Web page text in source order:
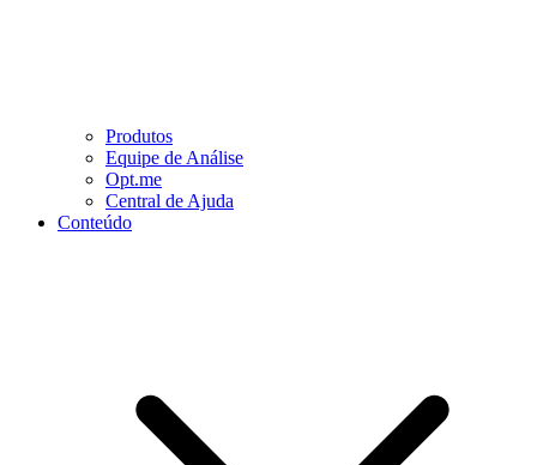
Produtos
Equipe de Análise
Opt.me
Central de Ajuda
Conteúdo